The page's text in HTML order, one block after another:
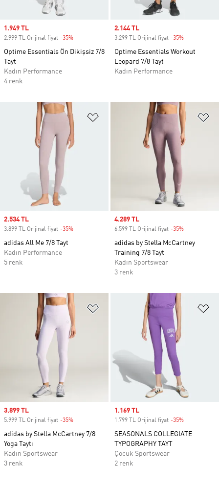
Sale price
1.949 TL
2.999 TL Orijinal fiyat -35%
Optime Essentials Ön Dikişsiz 7/8
Tayt
Kadın Performance
4 renk
Sale price
2.144 TL
3.299 TL Orijinal fiyat -35%
Optime Essentials Workout
Leopard 7/8 Tayt
Kadın Performance
Favori Listesine Ekle
Sale price
2.534 TL
3.899 TL Orijinal fiyat -35%
adidas All Me 7/8 Tayt
Kadın Performance
5 renk
Sale price
4.289 TL
6.599 TL Orijinal fiyat -35%
adidas by Stella McCartney
Training 7/8 Tayt
Kadın Sportswear
3 renk
Favori Listesine Ekle
Sale price
3.899 TL
5.999 TL Orijinal fiyat -35%
adidas by Stella McCartney 7/8
Yoga Taytı
Kadın Sportswear
3 renk
Sale price
1.169 TL
1.799 TL Orijinal fiyat -35%
SEASONALS COLLEGIATE
TYPOGRAPHY TAYT
Çocuk Sportswear
2 renk